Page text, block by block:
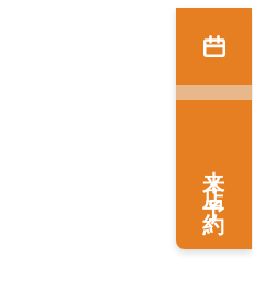
来店予約